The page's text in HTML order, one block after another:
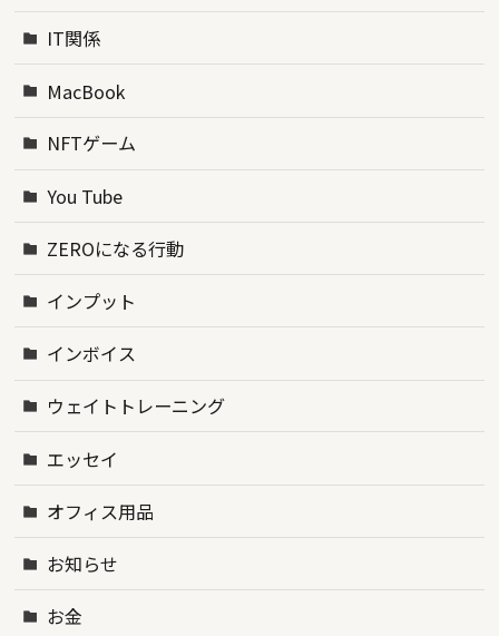
IT関係
MacBook
NFTゲーム
You Tube
ZEROになる行動
インプット
インボイス
ウェイトトレーニング
エッセイ
オフィス用品
お知らせ
お金